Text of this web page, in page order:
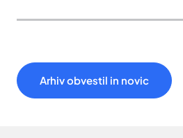
Arhiv obvestil in novic